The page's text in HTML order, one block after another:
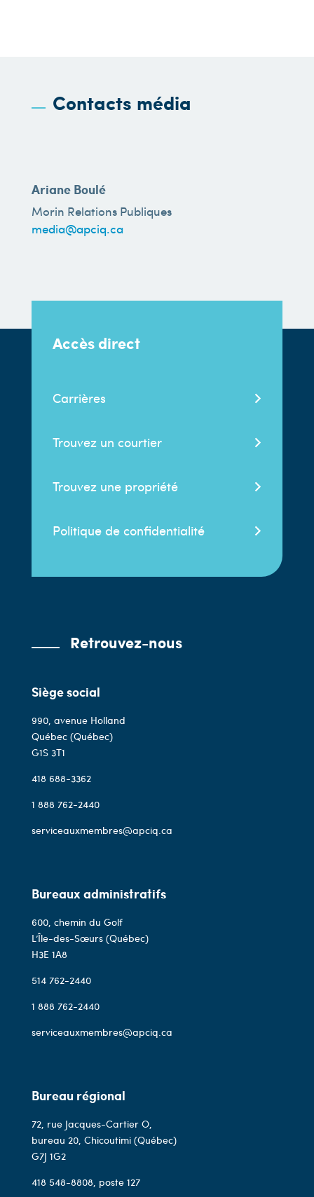
Contacts média
Ariane Boulé
Morin Relations Publiques
media@apciq.ca
Accès direct
Carrières
Trouvez un courtier
Trouvez une propriété
Politique de confidentialité
Retrouvez-nous
Siège social
990, avenue Holland
Québec (Québec)
G1S 3T1
418 688-3362
1 888 762-2440
serviceauxmembres@apciq.ca
Bureaux administratifs
600, chemin du Golf
L’Île-des-Sœurs (Québec)
H3E 1A8
514 762-2440
1 888 762-2440
serviceauxmembres@apciq.ca
Bureau régional
72, rue Jacques-Cartier O,
bureau 20, Chicoutimi (Québec)
G7J 1G2
418 548-8808, poste 127